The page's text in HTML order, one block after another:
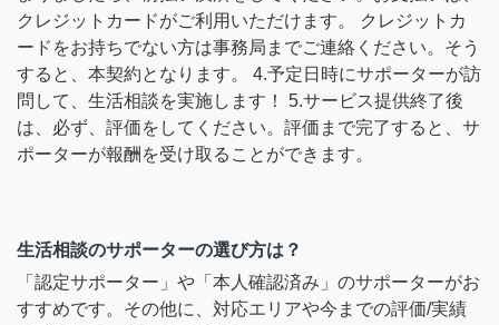
クレジットカードがご利用いただけます。 クレジットカ
ードをお持ちでない方は事務局までご連絡ください。そう
すると、本契約となります。 4.予定日時にサポーターが訪
問して、生活相談を実施します！ 5.サービス提供終了後
は、必ず、評価をしてください。評価まで完了すると、サ
ポーターが報酬を受け取ることができます。
生活相談のサポーターの選び方は？
「認定サポーター」や「本人確認済み」のサポーターがお
すすめです。その他に、対応エリアや今までの評価/実績